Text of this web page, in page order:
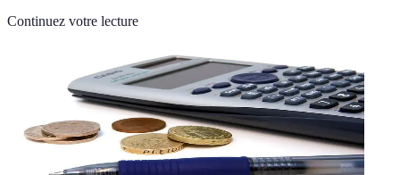
Continuez votre lecture